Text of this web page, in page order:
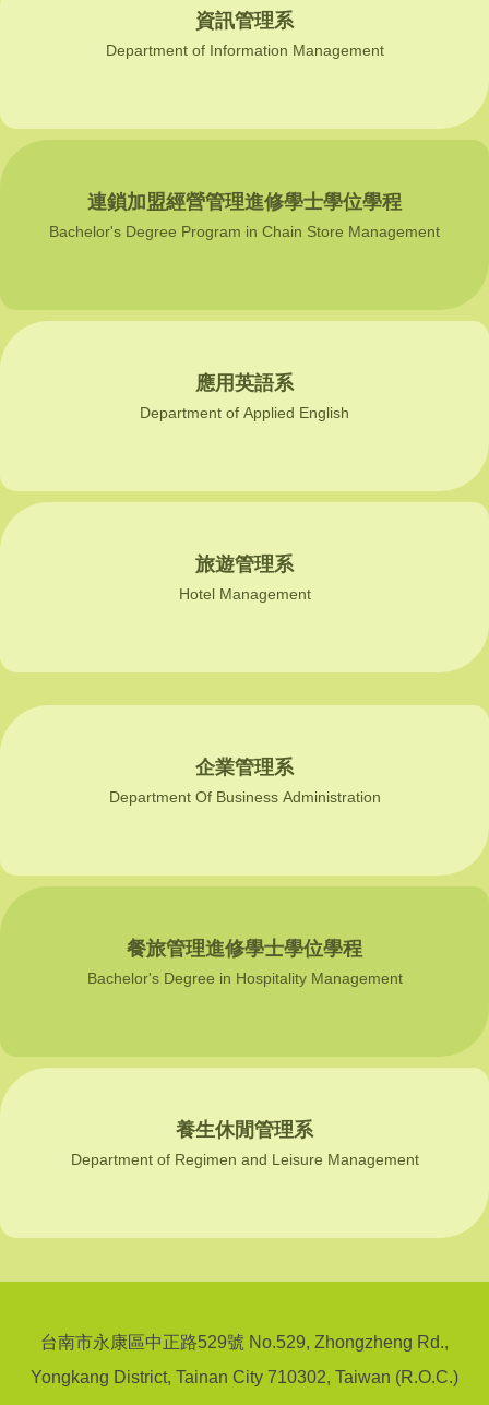
資訊管理系
Department of Information Management
連鎖加盟經營管理進修學士學位學程
Bachelor's Degree Program in Chain Store Management
應用英語系
Department of Applied English
旅遊管理系
Hotel Management
企業管理系
Department Of Business Administration
餐旅管理進修學士學位學程
Bachelor's Degree in Hospitality Management
養生休閒管理系
Department of Regimen and Leisure Management
台南市永康區中正路529號 No.529, Zhongzheng Rd.,
Yongkang District, Tainan City 710302, Taiwan (R.O.C.)